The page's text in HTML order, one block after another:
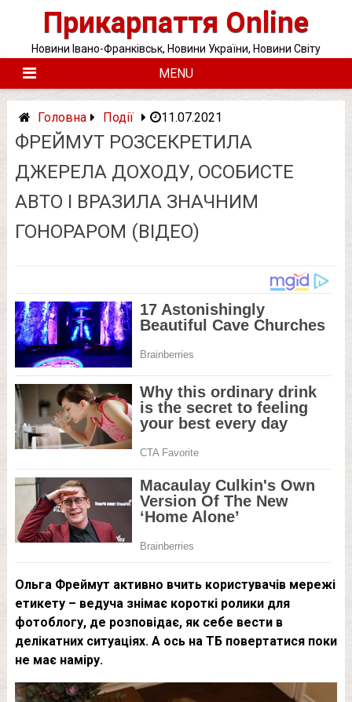
Прикарпаття Online
Новини Івано-Франківськ, Новини України, Новини Світу
MENU
Головна Події 11.07.2021
ФРЕЙМУТ РОЗСЕКРЕТИЛА
ДЖЕРЕЛА ДОХОДУ, ОСОБИСТЕ
АВТО І ВРАЗИЛА ЗНАЧНИМ
ГОНОРАРОМ (ВІДЕО)
Ольга Фреймут активно вчить користувачів мережі
етикету – ведуча знімає короткі ролики для
фотоблогу, де розповідає, як себе вести в
делікатних ситуаціях. А ось на ТБ повертатися поки
не має наміру.